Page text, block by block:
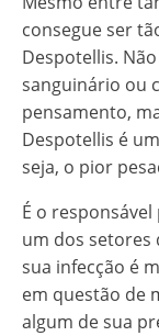
consegue ser
Despotellis.
sanguinário ou
pensamento,
Despotellis é um
seja, o pior
É o
um dos setores
sua infecção é
em questão de
algum de sua